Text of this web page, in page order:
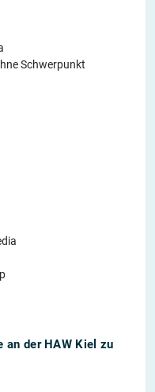
Schwerpunkt
an der HAW Kiel zu